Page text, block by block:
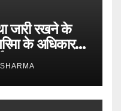
जारी रखने के
के अधिकार